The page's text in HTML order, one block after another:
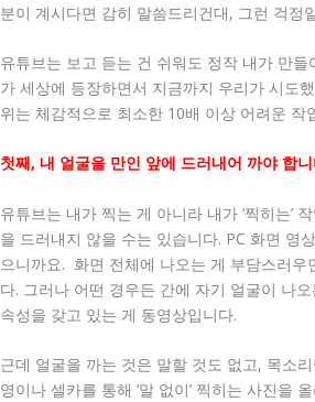
분이 계시다면 감히 말씀드리건대, 그런 걱정
유튜브는 보고 듣는 건 쉬워도 정작 내가 만
가 세상에 등장하면서 지금까지 우리가 시도
위는 체감적으로 최소한 10배 이상 어려운
첫째, 내 얼굴을 만인 앞에 드러내어 까야 합
유튜브는 내가 찍는 게 아니라 내가 ‘찍히는’
을 드러내지 않을 수는 있습니다. PC 화면 영
으니까요. 화면 전체에 나오는 게 부담스러
다. 그러나 어떤 경우든 간에 자기 얼굴이 나
속성을 갖고 있는 게 동영상입니다.
근데 얼굴을 까는 것은 말할 것도 없고, 목소
영이나 셀카를 통해 ‘말 없이’ 찍히는 사진을